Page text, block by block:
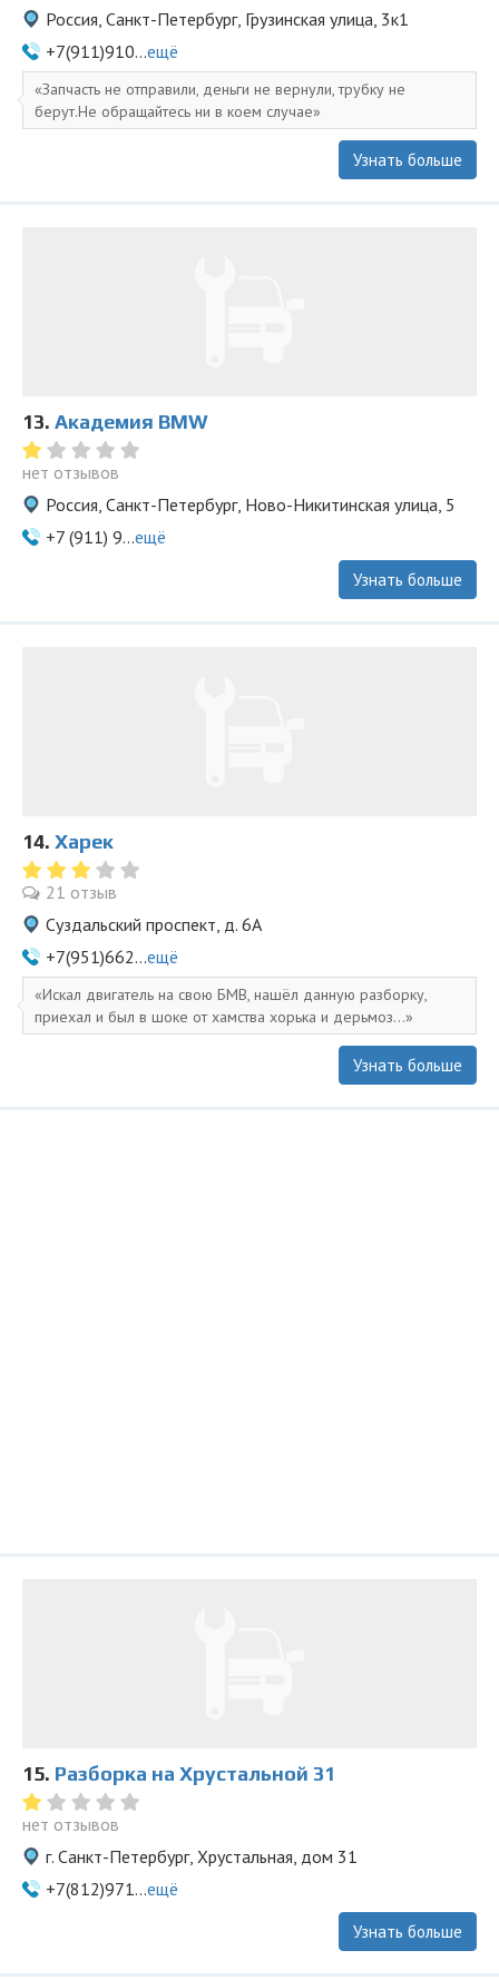
Россия, Санкт-Петербург, Грузинская улица, 3к1
+7(911)910...ещё
Запчасть не отправили, деньги не вернули, трубку не
берут.Не обращайтесь ни в коем случае
Узнать больше
13. Академия BMW
нет отзывов
Россия, Санкт-Петербург, Ново-Никитинская улица, 5
+7 (911) 9...ещё
Узнать больше
14. Харек
21 отзыв
Суздальский проспект, д. 6А
+7(951)662...ещё
Искал двигатель на свою БМВ, нашёл данную разборку,
приехал и был в шоке от хамства хорька и дерьмоз...
Узнать больше
15. Разборка на Хрустальной 31
нет отзывов
г. Санкт-Петербург, Хрустальная, дом 31
+7(812)971...ещё
Узнать больше